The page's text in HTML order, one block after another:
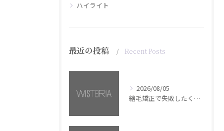
ハイライト
最近の投稿 Recent Posts
2026/08/05
縮毛矯正で失敗したくない方へ【銀座・美容室WISTERIA】